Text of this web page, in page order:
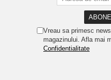
Vreau sa primesc
magazinului. Afla mai
Confidentialitate